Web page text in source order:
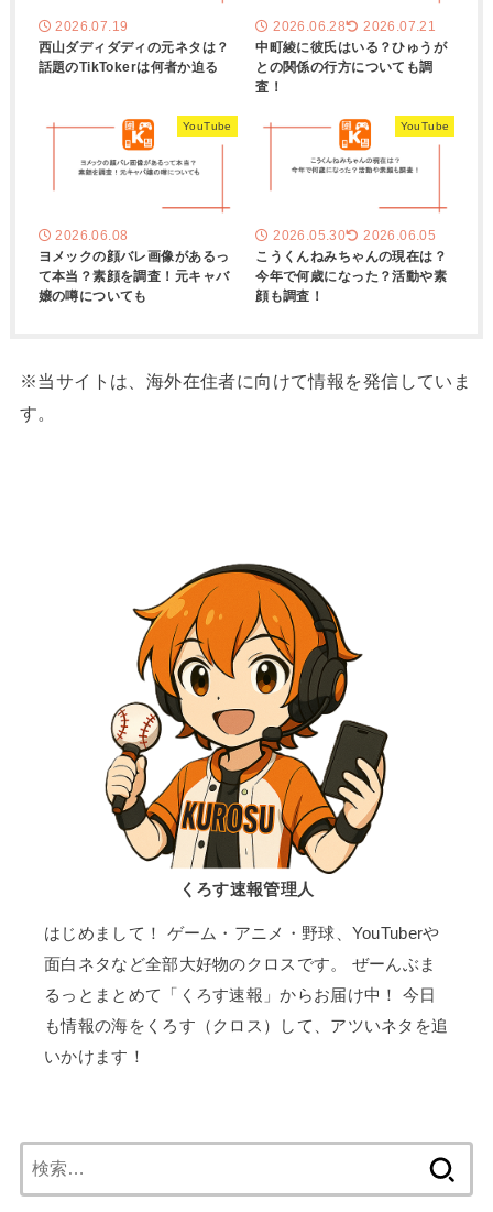
2026.07.19
西山ダディダディの元ネタは？
話題のTikTokerは何者か迫る
2026.06.28 2026.07.21
中町綾に彼氏はいる？ひゅうが
との関係の行方についても調
査！
YouTube
2026.06.08
ヨメックの顔バレ画像があるっ
て本当？素顔を調査！元キャバ
嬢の噂についても
YouTube
2026.05.30 2026.06.05
こうくんねみちゃんの現在は？
今年で何歳になった？活動や素
顔も調査！
※当サイトは、海外在住者に向けて情報を発信していま
す。
くろす速報管理人
はじめまして！ ゲーム・アニメ・野球、YouTuberや
面白ネタなど全部大好物のクロスです。 ぜーんぶま
るっとまとめて「くろす速報」からお届け中！ 今日
も情報の海をくろす（クロス）して、アツいネタを追
いかけます！
索: